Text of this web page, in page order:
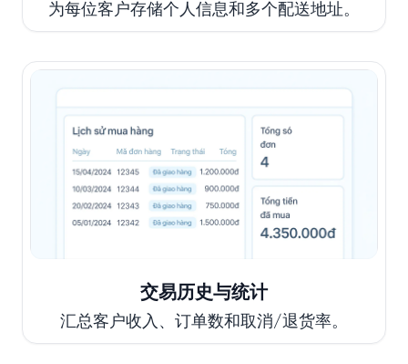
为每位客户存储个人信息和多个配送地址。
交易历史与统计
汇总客户收入、订单数和取消/退货率。